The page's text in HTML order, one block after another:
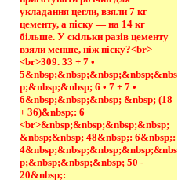
укладання цегли, взяли 7 кг
цементу, а піску — на 14 кг
більше. У скільки разів цементу
взяли менше, ніж піску?<br>
<br>309. 33 + 7 •
5&nbsp;&nbsp;&nbsp;&nbsp;&nbs
p;&nbsp;&nbsp; 6 • 7 + 7 •
6&nbsp;&nbsp;&nbsp; &nbsp; (18
+ 36)&nbsp;: 6
<br>&nbsp;&nbsp;&nbsp;&nbsp;
&nbsp;&nbsp; 48&nbsp;: 6&nbsp;:
4&nbsp;&nbsp;&nbsp;&nbsp;&nbs
p;&nbsp;&nbsp;&nbsp; 50 -
20&nbsp;: